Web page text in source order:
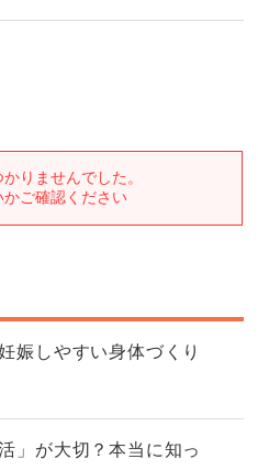
娠しやすい身体づくり
」が大切？本当に知っ